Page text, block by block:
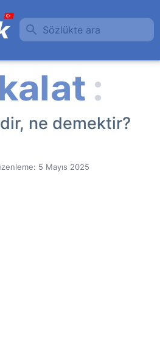
Sözlükte ara
ne demektir?
5 Mayıs 2025